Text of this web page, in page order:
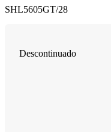
SHL5605GT/28
Descontinuado